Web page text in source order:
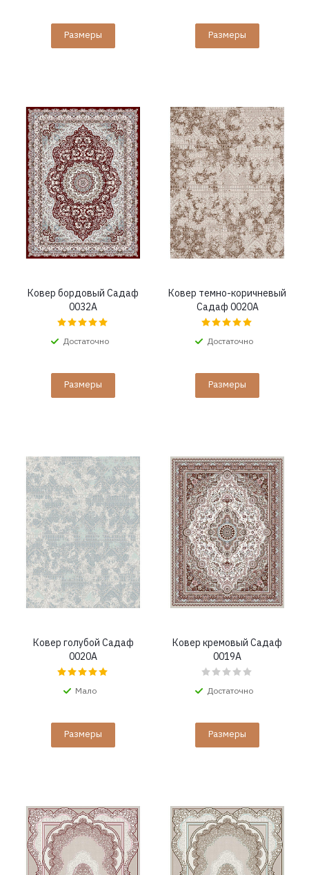
Размеры Размеры
Ковер бордовый Садаф
0032A
Достаточно
Размеры
Ковер темно-коричневый
Садаф 0020A
Достаточно
Размеры
Ковер голубой Садаф
0020A
Мало
Размеры
Ковер кремовый Садаф
0019A
Достаточно
Размеры